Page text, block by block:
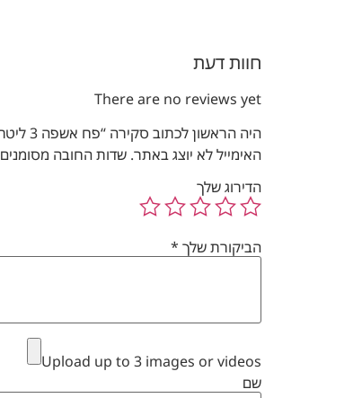
חוות דעת
There are no reviews yet
היה הראשון לכתוב סקירה “פח אשפה 3 ליטר עינית אלקטרונית לפתיחה | לבן מט | מק"ט 01/5”
האימייל לא יוצג באתר. שדות החובה מסומנים
הדירוג שלך
הביקורת שלך *
Upload up to 3 images or videos
שם